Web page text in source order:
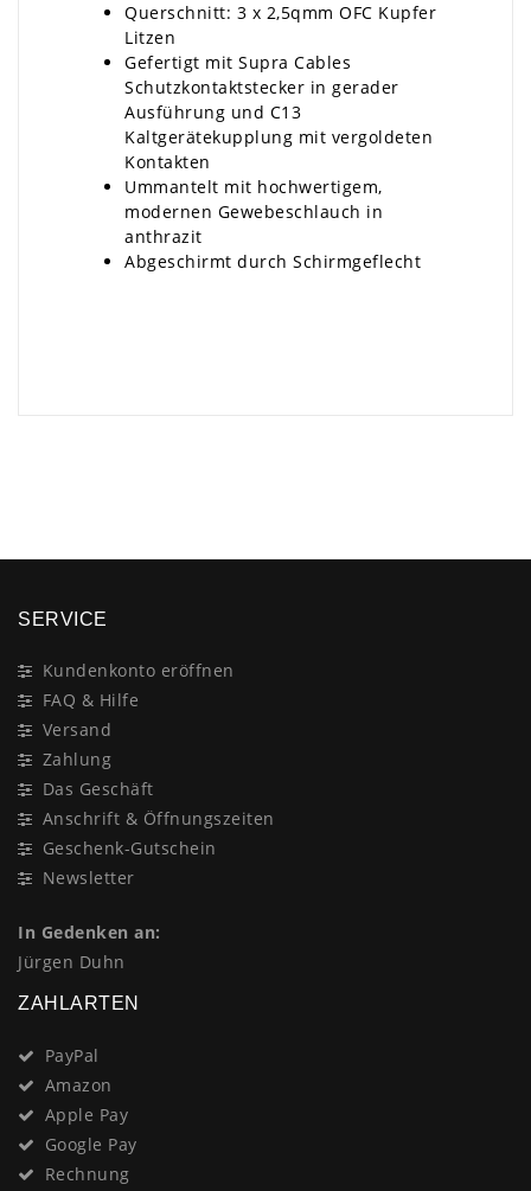
Querschnitt: 3 x 2,5qmm OFC Kupfer
Litzen
Gefertigt mit Supra Cables
Schutzkontaktstecker in gerader
Ausführung und C13
Kaltgerätekupplung mit vergoldeten
Kontakten
Ummantelt mit hochwertigem,
modernen Gewebeschlauch in
anthrazit
Abgeschirmt durch Schirmgeflecht
SERVICE
Kundenkonto eröffnen
FAQ & Hilfe
Versand
Zahlung
Das Geschäft
Anschrift & Öffnungszeiten
Geschenk-Gutschein
Newsletter
In Gedenken an:
Jürgen Duhn
ZAHLARTEN
PayPal
Amazon
Apple Pay
Google Pay
Rechnung